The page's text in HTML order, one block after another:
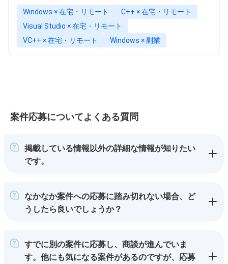
Windows × 在宅・リモート
C++ × 在宅・リモート
Visual Studio × 在宅・リモート
VC++ × 在宅・リモート
Windows × 副業
案件応募についてよくある質問
掲載している情報以外の詳細な情報が知りたい
です。
なかなか案件への応募に踏み切れない場合、ど
うしたら良いでしょうか？
すでに別の案件に応募し、商談が進んでいま
す。他にも気になる案件があるのですが、応募